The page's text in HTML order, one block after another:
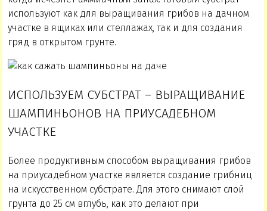
используют как для выращивания грибов на дачном
участке в ящиках или стеллажах, так и для создания
гряд в открытом грунте.
ИСПОЛЬЗУЕМ СУБСТРАТ – ВЫРАЩИВАНИЕ
ШАМПИНЬОНОВ НА ПРИУСАДЕБНОМ
УЧАСТКЕ
Более продуктивным способом выращивания грибов
на приусадебном участке является создание грибниц
на искусственном субстрате. Для этого снимают слой
грунта до 25 см вглубь, как это делают при